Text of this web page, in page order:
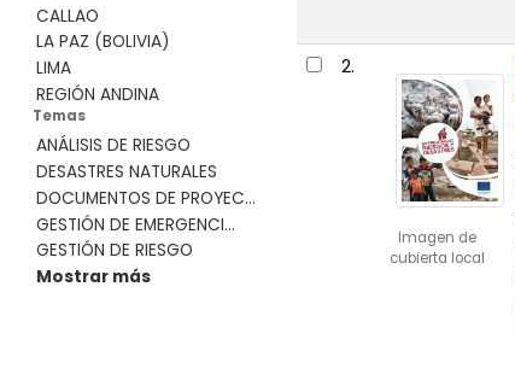
CALLAO
LA PAZ (BOLIVIA)
LIMA
REGIÓN ANDINA
Temas
ANÁLISIS DE RIESGO
DESASTRES NATURALES
DOCUMENTOS DE PROYEC...
GESTIÓN DE EMERGENCI...
GESTIÓN DE RIESGO
Mostrar más
2.
Imagen de
cubierta local